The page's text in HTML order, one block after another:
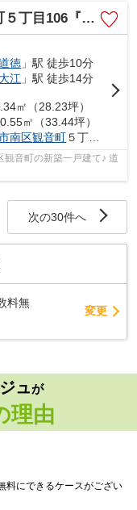
料』新築戸建て 2号棟
徳 」駅 徒歩10分
大江 」駅 徒歩14分
㎡（28.23坪）
㎡（33.44坪）
南区観音町５丁目106
町の新築一戸建て♪ 道
次の30件へ
料無
変更
ュが
理由
料にできるケースがござい